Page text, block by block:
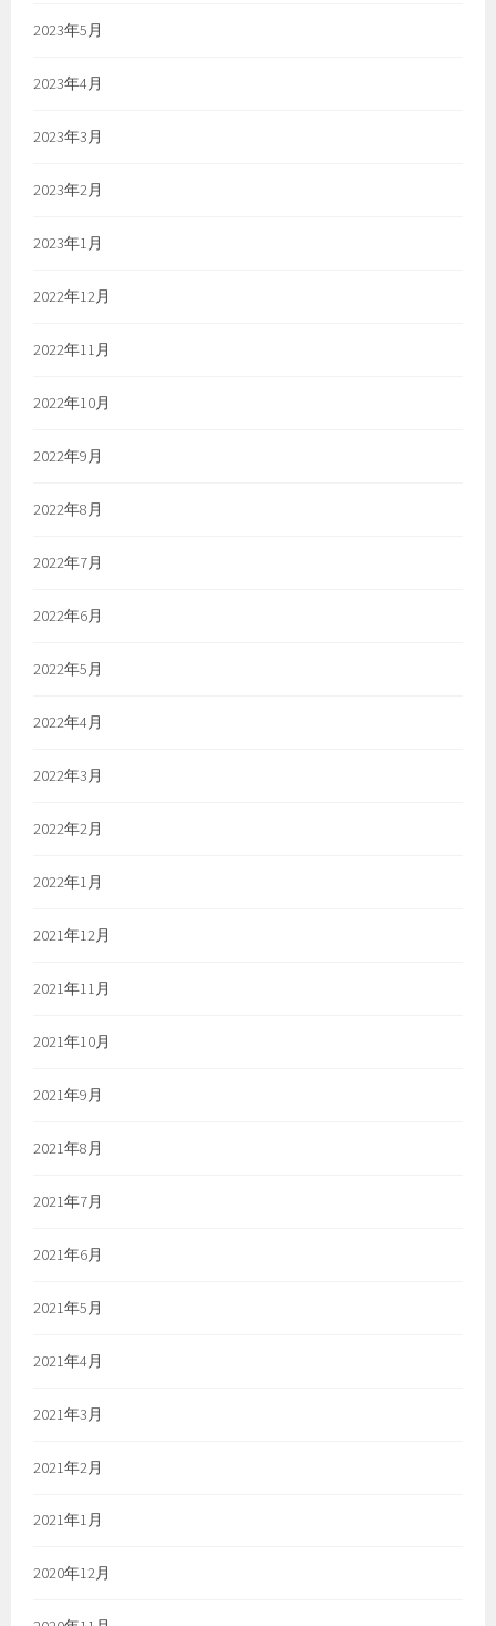
2023年5月
2023年4月
2023年3月
2023年2月
2023年1月
2022年12月
2022年11月
2022年10月
2022年9月
2022年8月
2022年7月
2022年6月
2022年5月
2022年4月
2022年3月
2022年2月
2022年1月
2021年12月
2021年11月
2021年10月
2021年9月
2021年8月
2021年7月
2021年6月
2021年5月
2021年4月
2021年3月
2021年2月
2021年1月
2020年12月